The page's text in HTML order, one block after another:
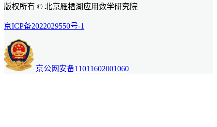
版权所有 © 北京雁栖湖应用数学研究院
京ICP备2022029550号-1
京公网安备11011602001060